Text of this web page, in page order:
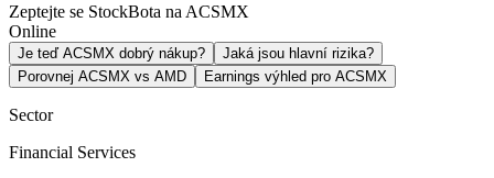
Zeptejte se StockBota na ACSMX
Online
Je teď ACSMX dobrý nákup?
Jaká jsou hlavní rizika?
Porovnej ACSMX vs AMD
Earnings výhled pro ACSMX
Sector
Financial Services